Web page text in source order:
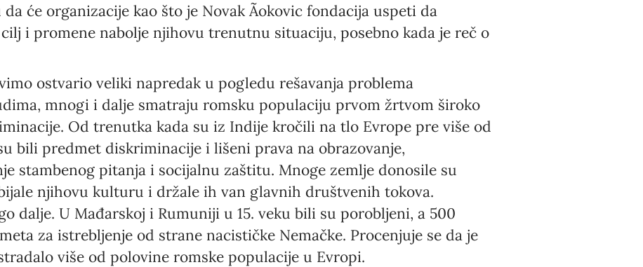
će organizacije kao što je Novak Ãokovic fondacija uspeti da
i promene nabolje njihovu trenutnu situaciju, posebno kada je reč o
ostvario veliki napredak u pogledu rešavanja problema
mnogi i dalje smatraju romsku populaciju prvom žrtvom široko
Od trenutka kada su iz Indije kročili na tlo Evrope pre više od
bili predmet diskriminacije i lišeni prava na obrazovanje,
stambenog pitanja i socijalnu zaštitu. Mnoge zemlje donosile su
njihovu kulturu i držale ih van glavnih društvenih tokova.
dalje. U Mađarskoj i Rumuniji u 15. veku bili su porobljeni, a 500
za istrebljenje od strane nacističke Nemačke. Procenjuje se da je
više od polovine romske populacije u Evropi.